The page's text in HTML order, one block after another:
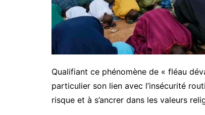
Qualifiant ce phénomène de « fléau
particulier son lien avec l’insécurité
risque et à s’ancrer dans les valeurs